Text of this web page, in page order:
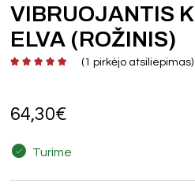
VIBRUOJANTIS
ELVA (ROŽINIS)
(1 pirkėjo atsiliepimas)
64,30€
Turime